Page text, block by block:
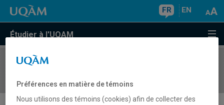
FR EN
Étudier à l'UQAM
COURS//
Préférences en matière de témoins
Nous utilisons des témoins (cookies) afin de collecter des